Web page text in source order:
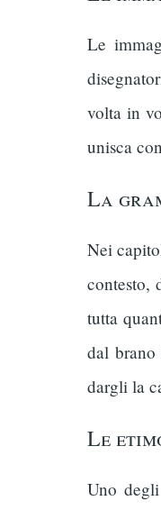
Le
volta in
unisca
La
Nei
contesto,
tutta
dal brano
dargli la
Le
Uno